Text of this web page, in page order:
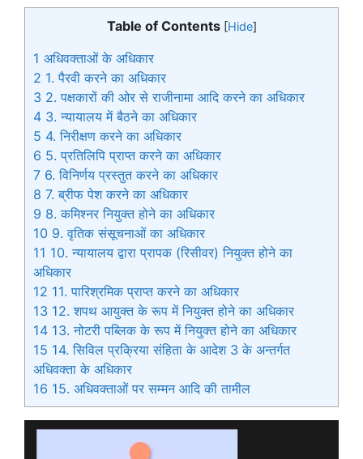
Table of Contents [Hide]
1 अधिवक्ताओं के अधिकार
2 1. पैरवी करने का अधिकार
3 2. पक्षकारों की ओर से राजीनामा आदि करने का अधिकार
4 3. न्यायालय में बैठने का अधिकार
5 4. निरीक्षण करने का अधिकार
6 5. प्रतिलिपि प्राप्त करने का अधिकार
7 6. विनिर्णय प्रस्तुत करने का अधिकार
8 7. ब्रीफ पेश करने का अधिकार
9 8. कमिश्नर नियुक्त होने का अधिकार
10 9. वृतिक संसूचनाओं का अधिकार
11 10. न्यायालय द्वारा प्रापक (रिसीवर) नियुक्त होने का
अधिकार
12 11. पारिश्रमिक प्राप्त करने का अधिकार
13 12. शपथ आयुक्त के रूप में नियुक्त होने का अधिकार
14 13. नोटरी पब्लिक के रूप में नियुक्त होने का अधिकार
15 14. सिविल प्रक्रिया संहिता के आदेश 3 के अन्तर्गत
अधिवक्ता के अधिकार
16 15. अधिवक्ताओं पर सम्मन आदि की तामील